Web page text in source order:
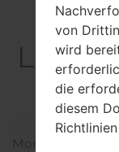
Modell
von
wird
die
diesem